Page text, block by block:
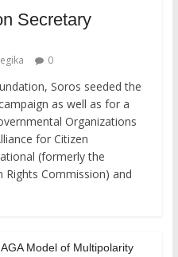
Secretary
0
Soros seeded the
as well as for a
Organizations
for Citizen
(formerly the
Rights Commission) and
Model of Multipolarity